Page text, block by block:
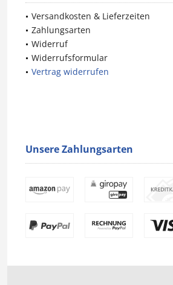
Versandkosten & Lieferzeiten
Zahlungsarten
Widerruf
Widerrufsformular
Vertrag widerrufen
Unsere Zahlungsarten